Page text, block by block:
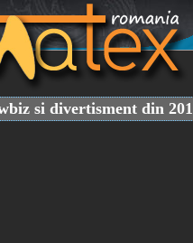
si divertisment din